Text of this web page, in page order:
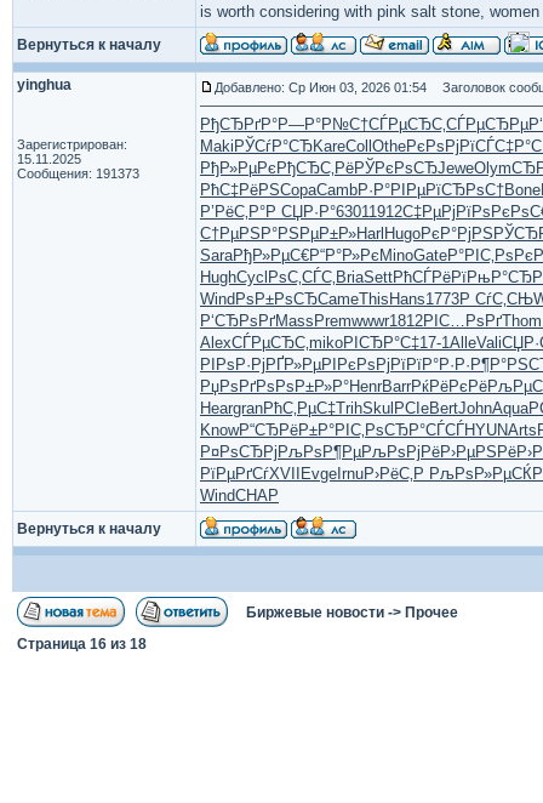
is worth considering with pink salt stone,
Вернуться к началу
yinghua
Зарегистрирован:
15.11.2025
Сообщения: 191373
Добавлено: Ср Июн 03, 2026 01:54 Заголовок
РђСЂРґР°Р—Р°Р№С†СЃРµСЂС‚СЃРµСЂРµ
Maki РЎСѓР°СЂKareColl OtheРєРѕРјРї
РђР»РµРє РђСЂС‚РёРЎРєРѕСЂJeweOlym
РћС‡РёРЅCopaCambР·Р°РІРµРїСЂРѕС†Bone
Р’РёС‚Р°Р СЏР·Р°63011912С‡РµРјРї
С†РµРЅР°РЅРµР±Р»Harl HugoРєР°РјРЅ
SaraРђР»РµС€Р“Р°Р»Рє MinoGateР°РІС‚Рѕ
HughCycl РѕС‚СЃС‚ BriaSettРћСЃРёРї
Wind РѕР±РѕСЂCameThis Hans1773Р СѓС‚СЊ
Р‘СЂРѕРґMass Premwwwr1812РІС…РѕРґThom
AlexСЃРµСЂС‚mikoРІСЂР°С‡17-1AlleVali
РІРѕР·Рј РҐР»РµРІ РєРѕРјРїРїР°Р·Р·
РџРѕРґРѕ РѕР±Р»Р°HenrBarrРќРёРєРё
HeargranРћС‚РµС‡TrihSkul PCIeBertJohnAqua
KnowР“СЂРёР±Р°РІС‚РѕСЂР°СЃСЃHYUNArts
Р¤РѕСЂРј РљРѕР¶РµРљРѕРјРёР›РµРЅРё
РїРµРґСѓXVII Evge IrnuР›РёС‚Р РљРѕР»Рµ
WindCHAP
Вернуться к началу
Биржевые новости -> Прочее
Страница 16 из 18